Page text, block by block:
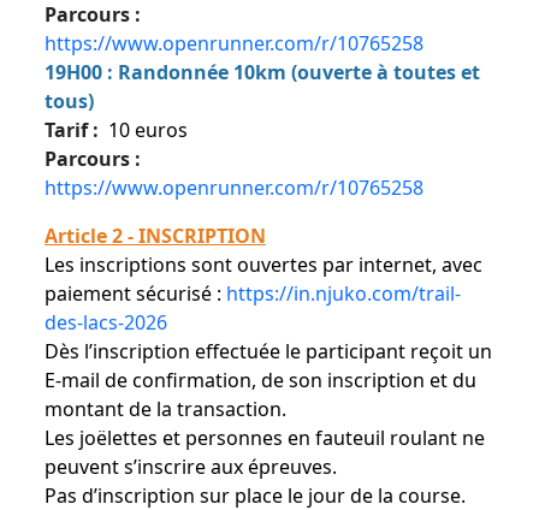
Parcours :
https://www.openrunner.com/r/10765258
19H00 : Randonnée 10km (ouverte à toutes et
tous)
Tarif : 10 euros
Parcours :
https://www.openrunner.com/r/10765258
Article 2 - INSCRIPTION
Les inscriptions sont ouvertes par internet, avec
paiement sécurisé : https://in.njuko.com/trail-
des-lacs-2026
Dès l’inscription effectuée le participant reçoit un
E-mail de confirmation, de son inscription et du
montant de la transaction.
Les joëlettes et personnes en fauteuil roulant ne
peuvent s’inscrire aux épreuves.
Pas d’inscription sur place le jour de la course.